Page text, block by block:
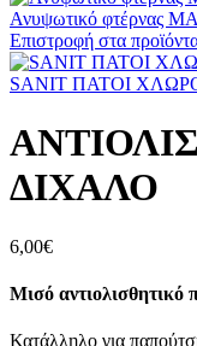
Ανυψωτικό
Επιστροφή στα
SANIT ΠΑΤΟΙ
ΔΙΧΑΛΟ
6,00€
Μισό αντιολισθητικό
Κατάλληλο για